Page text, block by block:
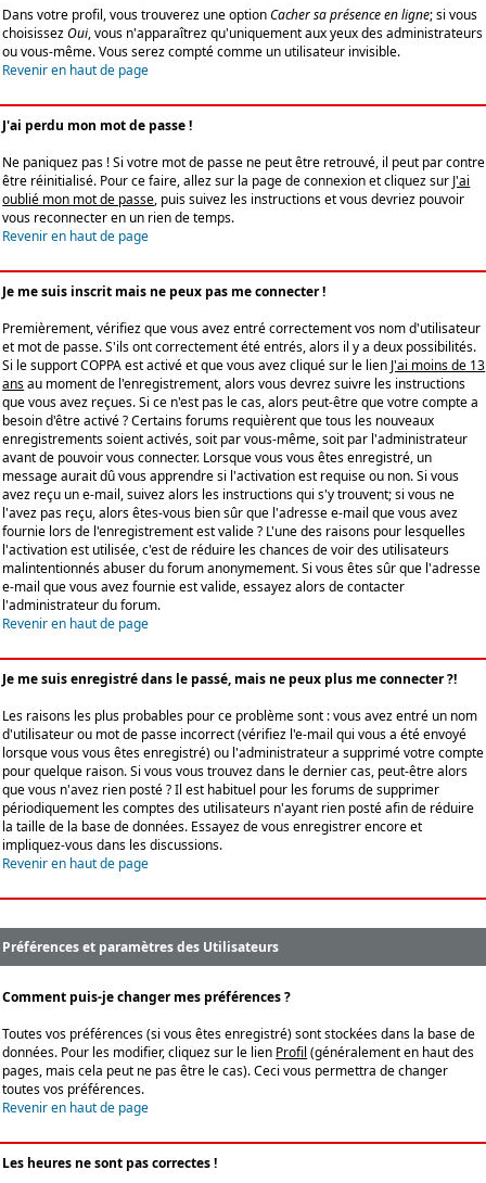
Dans votre profil, vous trouverez une optionCacher sa présence en ligne; si vous
choisissezOui, vous n'apparaîtrez qu'uniquement aux yeux des administrateurs
ou vous-même. Vous serez compté comme un utilisateur invisible.
Revenir en haut de page
J'ai perdu mon mot de passe !
Ne paniquez pas ! Si votre mot de passe ne peut être retrouvé, il peut par contre
être réinitialisé. Pour ce faire, allez sur la page de connexion et cliquez sur J'ai
oublié mon mot de passe, puis suivez les instructions et vous devriez pouvoir
vous reconnecter en un rien de temps.
Revenir en haut de page
Je me suis inscrit mais ne peux pas me connecter !
Premièrement, vérifiez que vous avez entré correctement vos nom d'utilisateur
et mot de passe. S'ils ont correctement été entrés, alors il y a deux possibilités.
Si le support COPPA est activé et que vous avez cliqué sur le lien J'ai moins de 13
ansau moment de l'enregistrement, alors vous devrez suivre les instructions
que vous avez reçues. Si ce n'est pas le cas, alors peut-être que votre compte a
besoin d'être activé ? Certains forums requièrent que tous les nouveaux
enregistrements soient activés, soit par vous-même, soit par l'administrateur
avant de pouvoir vous connecter. Lorsque vous vous êtes enregistré, un
message aurait dû vous apprendre si l'activation est requise ou non. Si vous
avez reçu un e-mail, suivez alors les instructions qui s'y trouvent; si vous ne
l'avez pas reçu, alors êtes-vous bien sûr que l'adresse e-mail que vous avez
fournie lors de l'enregistrement est valide ? L'une des raisons pour lesquelles
l'activation est utilisée, c'est de réduire les chances de voir des utilisateurs
malintentionnés abuser du forum anonymement. Si vous êtes sûr que l'adresse
e-mail que vous avez fournie est valide, essayez alors de contacter
l'administrateur du forum.
Revenir en haut de page
Je me suis enregistré dans le passé, mais ne peux plus me connecter ?!
Les raisons les plus probables pour ce problème sont : vous avez entré un nom
d'utilisateur ou mot de passe incorrect (vérifiez l'e-mail qui vous a été envoyé
lorsque vous vous êtes enregistré) ou l'administrateur a supprimé votre compte
pour quelque raison. Si vous vous trouvez dans le dernier cas, peut-être alors
que vous n'avez rien posté ? Il est habituel pour les forums de supprimer
périodiquement les comptes des utilisateurs n'ayant rien posté afin de réduire
la taille de la base de données. Essayez de vous enregistrer encore et
impliquez-vous dans les discussions.
Revenir en haut de page
Préférences et paramètres des Utilisateurs
Comment puis-je changer mes préférences ?
Toutes vos préférences (si vous êtes enregistré) sont stockées dans la base de
données. Pour les modifier, cliquez sur le lien Profil (généralement en haut des
pages, mais cela peut ne pas être le cas). Ceci vous permettra de changer
toutes vos préférences.
Revenir en haut de page
Les heures ne sont pas correctes !